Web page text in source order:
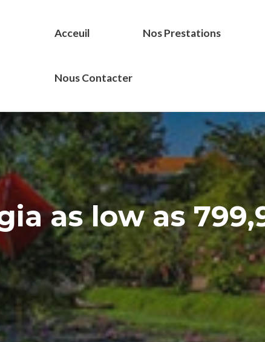
Acceuil Nos Prestations
Nous Contacter
as low as